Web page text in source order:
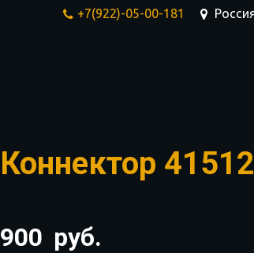
+7(922)-05-00-181
Коннектор
900 руб.